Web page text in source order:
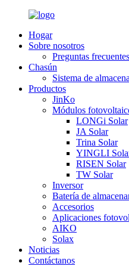
Hogar
Sobre nosotros
Preguntas frecuentes
Chasún
Sistema de
Productos
JinKo
Módulos
LONGi Solar
JA Solar
Trina Solar
YINGLI
RISEN Solar
TW Solar
Inversor
Batería de
Accesorios
Aplicaciones
AIKO
Solax
Noticias
Contáctanos